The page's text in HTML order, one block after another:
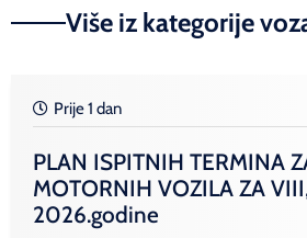
Više iz kategorije
Prije 1 dan
PLAN ISPITNIH TERMINA
MOTORNIH VOZILA ZA
2026.godine